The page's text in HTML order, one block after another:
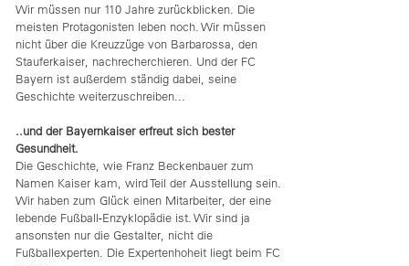
Wir müssen nur 110 Jahre zurückblicken. Die
meisten Protagonisten leben noch. Wir müssen
nicht über die Kreuzzüge von Barbarossa, den
Stauferkaiser, nachrecherchieren. Und der FC
Bayern ist außerdem ständig dabei, seine
Geschichte weiterzuschreiben...
..und der Bayernkaiser erfreut sich bester
Gesundheit.
Die Geschichte, wie Franz Beckenbauer zum
Namen Kaiser kam, wird Teil der Ausstellung sein.
Wir haben zum Glück einen Mitarbeiter, der eine
lebende Fußball-Enzyklopädie ist. Wir sind ja
ansonsten nur die Gestalter, nicht die
Fußballexperten. Die Expertenhoheit liegt beim FC